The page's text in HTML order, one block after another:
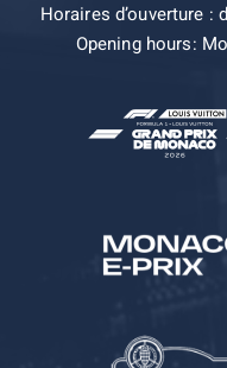
Horaires d’ouverture :
Opening hours: